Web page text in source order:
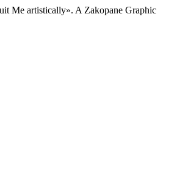
Me artistically». A Zakopane Graphic